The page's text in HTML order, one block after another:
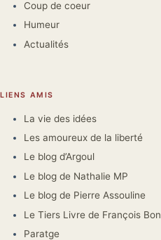
Coup de coeur
Humeur
Actualités
LIENS AMIS
La vie des idées
Les amoureux de la liberté
Le blog d’Argoul
Le blog de Nathalie MP
Le blog de Pierre Assouline
Le Tiers Livre de François Bon
Paratge